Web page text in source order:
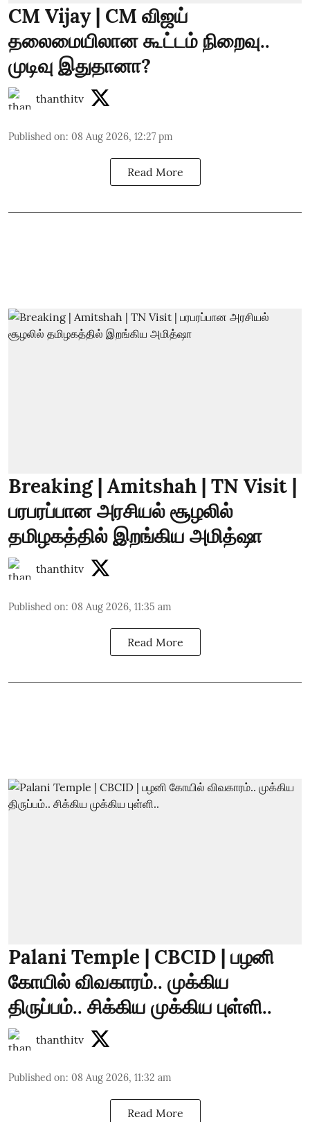
CM Vijay | CM விஜய்
தலைமையிலான கூட்டம் நிறைவு..
முடிவு இதுதானா?
thanthitv
Published on: 08 Aug 2026, 12:27 pm
Read More
Breaking | Amitshah | TN Visit |
பரபரப்பான அரசியல் சூழலில்
தமிழகத்தில் இறங்கிய அமித்ஷா
thanthitv
Published on: 08 Aug 2026, 11:35 am
Read More
Palani Temple | CBCID | பழனி
கோயில் விவகாரம்.. முக்கிய
திருப்பம்.. சிக்கிய முக்கிய புள்ளி..
thanthitv
Published on: 08 Aug 2026, 11:32 am
Read More